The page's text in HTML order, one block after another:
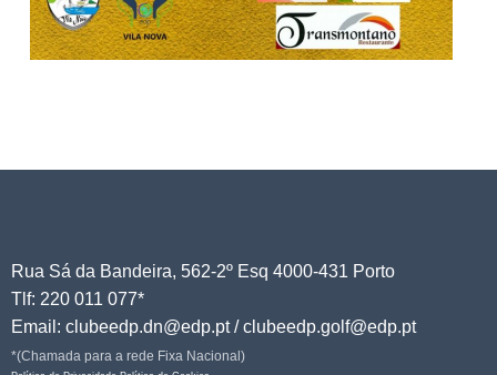
Rua Sá da Bandeira, 562-2º Esq 4000-431 Porto
Tlf: 220 011 077*
Email: clubeedp.dn@edp.pt / clubeedp.golf@edp.pt
*(Chamada para a rede Fixa Nacional)